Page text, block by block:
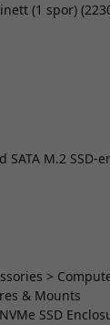
(1 spor)
M.2 SSD-
>
& Mounts
SSD